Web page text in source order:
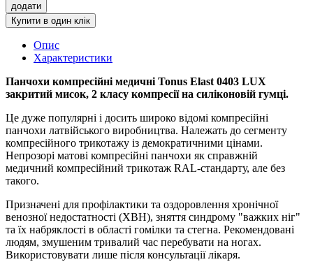
додати
Купити в один клік
Опис
Характеристики
Панчохи компресійні медичні Tonus Elast 0403 LUX
закритий мисок, 2 класу компресії на силіконовій гумці.
Це дуже популярні і досить широко відомі компресійні
панчохи латвійського виробництва. Належать до сегменту
компресійного трикотажу із демократичними цінами.
Непрозорі матові компресійні панчохи як справжній
медичний компресійний трикотаж RAL-стандарту, але без
такого.
Призначені для профілактики та оздоровлення хронічної
венозної недостатності (ХВН), зняття синдрому "важких ніг"
та їх набряклості в області гомілки та стегна. Рекомендовані
людям, змушеним тривалий час перебувати на ногах.
Використовувати лише після консультації лікаря.